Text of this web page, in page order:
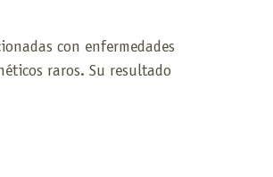
con enfermedades
raros. Su resultado